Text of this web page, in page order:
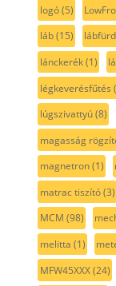
logó(5)
láb(15)
lánckerék(1)
légkeverésfűtés
lúgszivattyú(8)
magasság
magnetron(1)
matrac tiszító(3)
MCM (98)
melitta (1)
MFW45XXX(24)